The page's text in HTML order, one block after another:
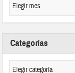
Categorías